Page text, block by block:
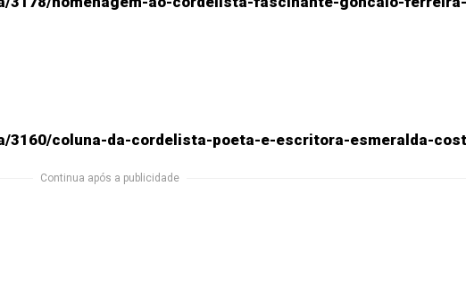
3160/coluna-da-cordelista-poeta-e-escritora-esmeralda-
Continua após a publicidade